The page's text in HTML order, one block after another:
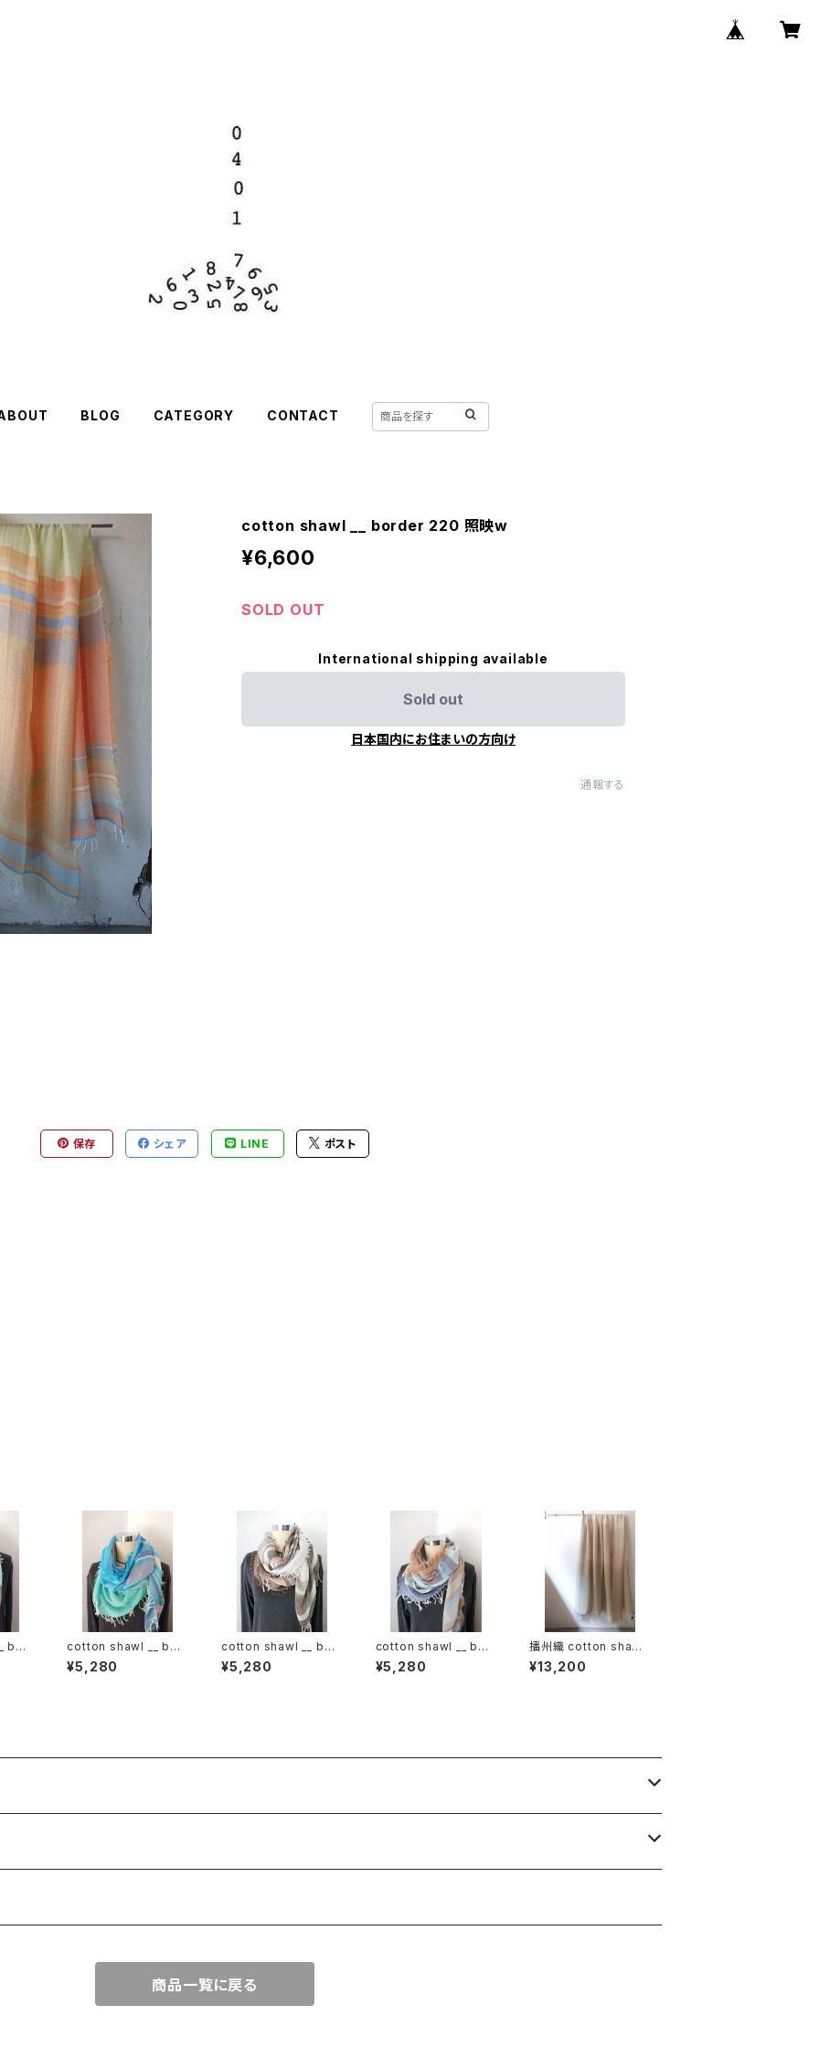
BLOG CATEGORY CONTACT
cotton shawl __ border 220 照映w
¥6,600
SOLD OUT
International shipping available
Sold out
日本国内にお住まいの方向け
通報する
保存 シェア LINE ポスト
bor
cotton shawl __ bor
der 160 海嶺w
¥5,280
cotton shawl __ bor
der 160 春泥w
¥5,280
cotton shawl __ bor
der 160 慈雨w
¥5,280
播州織 cotton shawl
__ block 220-120 積
藁BG
¥13,200
商品一覧に戻る